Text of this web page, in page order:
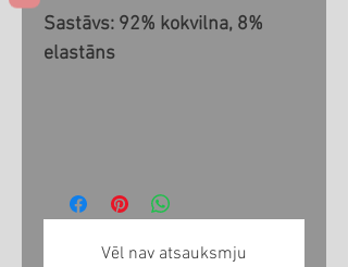
Sastāvs: 92% kokvilna, 8%
elastāns
Vēl nav atsauksmju